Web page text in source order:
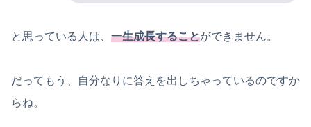
と思っている人は、 一生成長することができません。
だってもう、自分なりに答えを出しちゃっているのですか
らね。